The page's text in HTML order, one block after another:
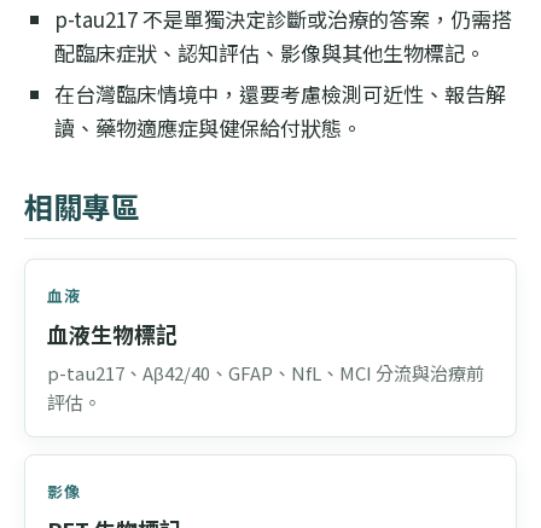
p-tau217 不是單獨決定診斷或治療的答案，仍需搭
配臨床症狀、認知評估、影像與其他生物標記。
在台灣臨床情境中，還要考慮檢測可近性、報告解
讀、藥物適應症與健保給付狀態。
相關專區
血液
血液生物標記
p-tau217、Aβ42/40、GFAP、NfL、MCI 分流與治療前
評估。
影像